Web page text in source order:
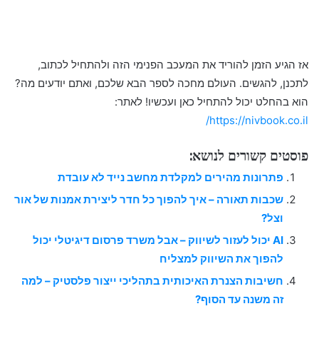
אז הגיע הזמן להוריד את המעכב הפנימי הזה ולהתחיל לכתוב,
לתכנן, להגשים. העולם מחכה לספר הבא שלכם, ואתם יודעים מה?
הוא בהחלט יכול להתחיל כאן ועכשיו! לאתר:
https://nivbook.co.il/
פוסטים קשורים לנושא:
פתרונות מהירים למקלדת מחשב נייד לא עובדת
שכבות תאורה – איך להפוך כל חדר ליצירת אמנות של אור
וצל?
AI יכול לעזור לשיווק – אבל משרד פרסום דיגיטלי יכול
להפוך את השיווק למצליח
חשיבות הצנרת האיכותית בתהליכי ייצור פלסטיק – למה
זה משנה עד הסוף?